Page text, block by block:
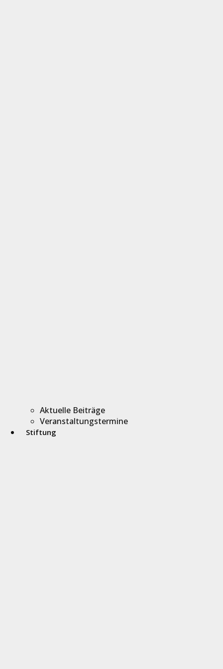
Aktuelle Beiträge
Veranstaltungstermine
Stiftung